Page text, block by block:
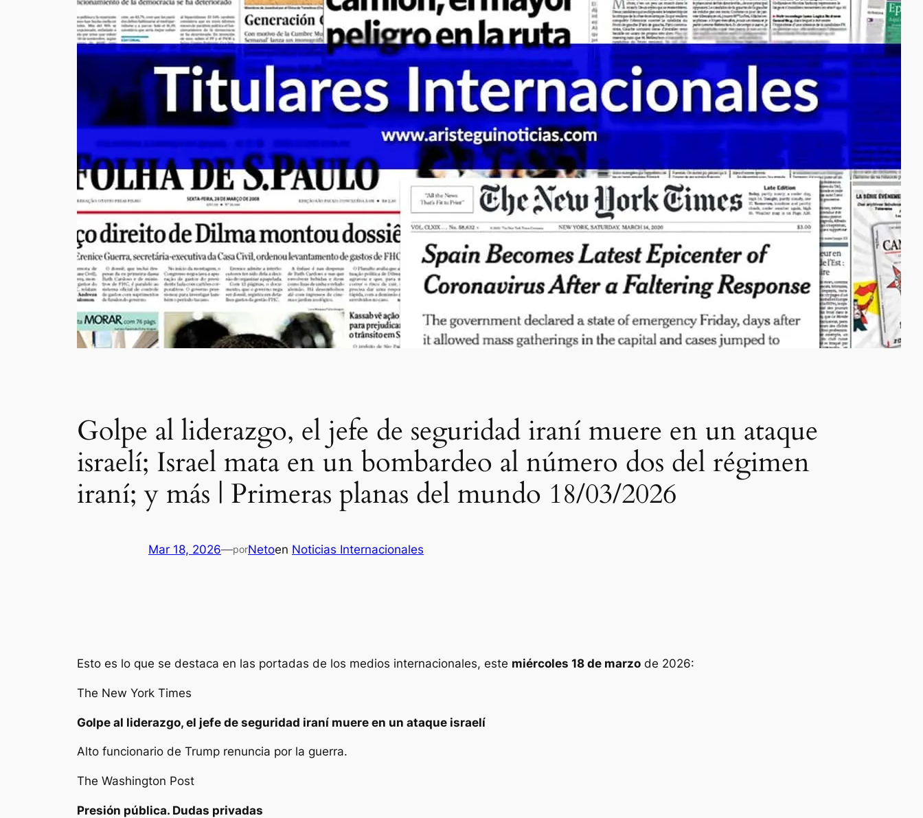
Golpe al liderazgo, el jefe de seguridad iraní muere en un ataque
israelí; Israel mata en un bombardeo al número dos del régimen
iraní; y más | Primeras planas del mundo 18/03/2026
Mar 18, 2026—porNetoen Noticias Internacionales
Esto es lo que se destaca en las portadas de los medios internacionales, este miércoles 18 de marzo de 2026:
The New York Times
Golpe al liderazgo, el jefe de seguridad iraní muere en un ataque israelí
Alto funcionario de Trump renuncia por la guerra.
The Washington Post
Presión pública. Dudas privadas